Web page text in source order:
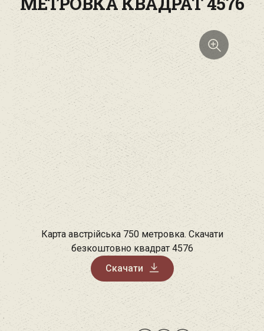
Карта австрійська 750 метровка. Скачати
безкоштовно квадрат 4576
Скачати